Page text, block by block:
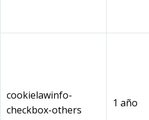
cookielawinfo-
checkbox-others
1 año